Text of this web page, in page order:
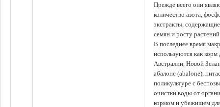
Прежде всего они
количество азота,
экстракты,
семян и росту
В последнее время
используются как
Австралии, Новой
абалоне (abalone),
поликультуре с
очистки воды от
кормом и убежищем